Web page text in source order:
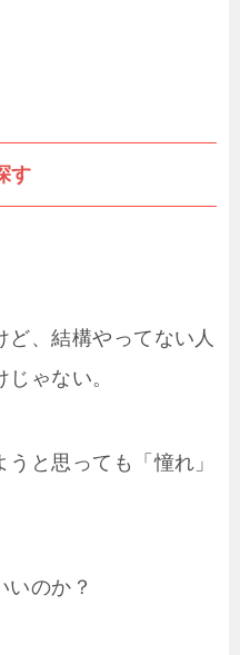
す
ど、結構やってない人
ゃない。
と思っても「憧れ」
いのか？